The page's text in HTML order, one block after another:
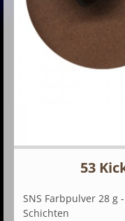
53
SNS Farbpulver 28 g
Schichten